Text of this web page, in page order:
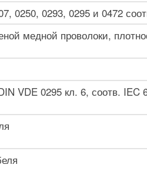
0250, 0293, 0295 и 0472
медной проволоки,
VDE 0295 кл. 6, соотв. IEC